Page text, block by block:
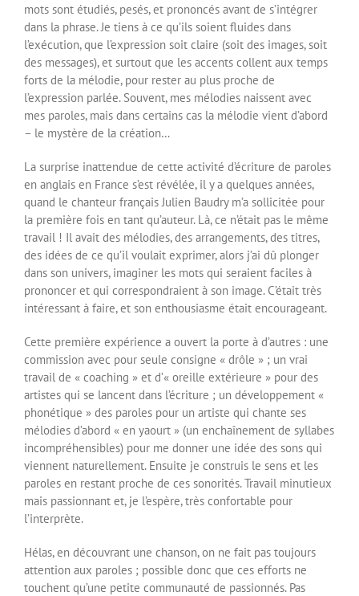
mots sont étudiés, pesés, et prononcés avant de s’intégrer
dans la phrase. Je tiens à ce qu’ils soient fluides dans
l’exécution, que l’expression soit claire (soit des images, soit
des messages), et surtout que les accents collent aux temps
forts de la mélodie, pour rester au plus proche de
l’expression parlée. Souvent, mes mélodies naissent avec
mes paroles, mais dans certains cas la mélodie vient d’abord
– le mystère de la création…
La surprise inattendue de cette activité d’écriture de paroles
en anglais en France s’est révélée, il y a quelques années,
quand le chanteur français Julien Baudry m’a sollicitée pour
la première fois en tant qu’auteur. Là, ce n’était pas le même
travail ! Il avait des mélodies, des arrangements, des titres,
des idées de ce qu’il voulait exprimer, alors j’ai dû plonger
dans son univers, imaginer les mots qui seraient faciles à
prononcer et qui correspondraient à son image. C’était très
intéressant à faire, et son enthousiasme était encourageant.
Cette première expérience a ouvert la porte à d’autres : une
commission avec pour seule consigne « drôle » ; un vrai
travail de « coaching » et d’« oreille extérieure » pour des
artistes qui se lancent dans l’écriture ; un développement «
phonétique » des paroles pour un artiste qui chante ses
mélodies d’abord « en yaourt » (un enchaînement de syllabes
incompréhensibles) pour me donner une idée des sons qui
viennent naturellement. Ensuite je construis le sens et les
paroles en restant proche de ces sonorités. Travail minutieux
mais passionnant et, je l’espère, très confortable pour
l’interprète.
Hélas, en découvrant une chanson, on ne fait pas toujours
attention aux paroles ; possible donc que ces efforts ne
touchent qu’une petite communauté de passionnés. Pas